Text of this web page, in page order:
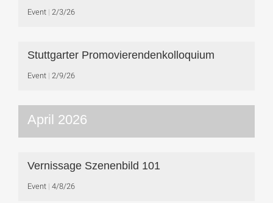
Event 2/3/26
Stuttgarter Promovierendenkolloquium
Event 2/9/26
April 2026
Vernissage Szenenbild 101
Event 4/8/26